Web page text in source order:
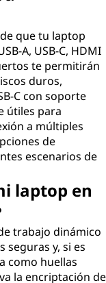
que tu laptop
A, USB-C, HDMI
te permitirán
duros,
C con soporte
útiles para
a múltiples
de
escenarios de
laptop en
trabajo dinámico
seguras y, si es
como huellas
la encriptación de